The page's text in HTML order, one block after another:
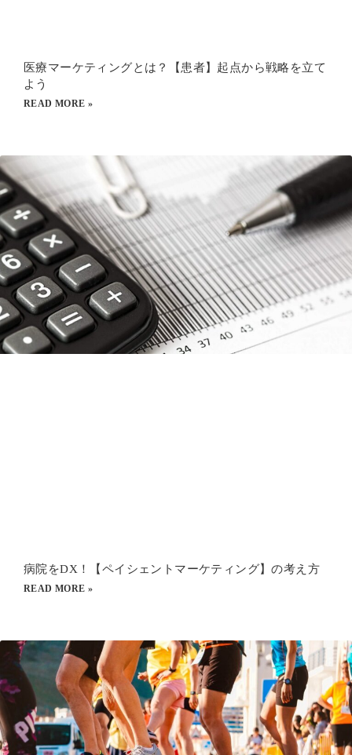
医療マーケティングとは？【患者】起点から戦略を立て
よう
READ MORE »
病院をDX！【ペイシェントマーケティング】の考え方
READ MORE »